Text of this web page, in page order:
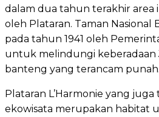
dalam dua tahun terakhir area
oleh Plataran. Taman Nasional
pada tahun 1941 oleh
untuk melindungi keberadaan
banteng yang terancam punah.
Plataran L’Harmonie yang
ekowisata merupakan habitat